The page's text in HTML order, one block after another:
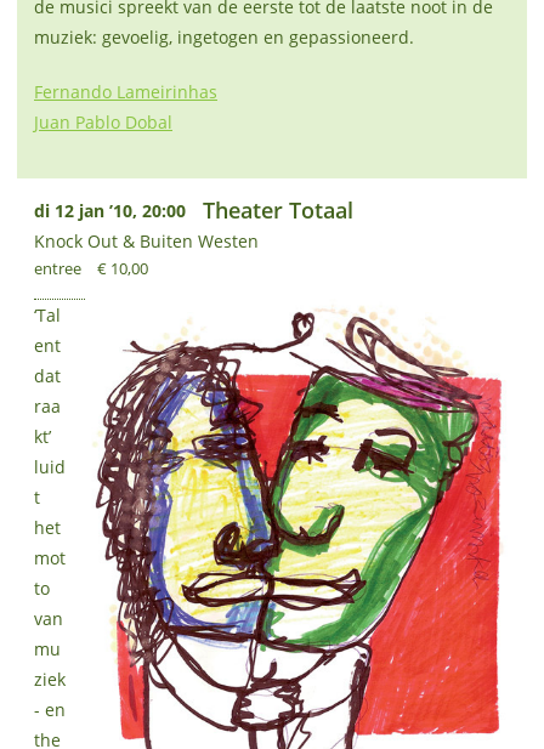
de musici spreekt van de eerste tot de laatste noot in de
muziek: gevoelig, ingetogen en gepassioneerd.
Fernando Lameirinhas
Juan Pablo Dobal
di 12 jan ’10, 20:00 Theater Totaal
Knock Out & Buiten Westen
entree € 10,00
‘Tal
ent
dat
raa
kt’
luid
t
het
mot
to
van
mu
ziek
- en
the